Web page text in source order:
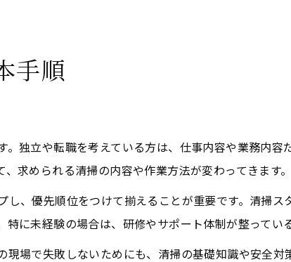
な資格や手続きの流れ
て清掃業を始める際のポイント
と独立開業の違いと選び方
なら押さえたいポイント
方と応募時の注意点
清掃求人を見極めるコツ
手順
独立や転職を考えている方は、仕事内容や業務内容
求められる清掃の内容や作業方法が変わってきます。
、優先順位をつけて揃えることが重要です。清掃ス
に未経験の場合は、研修やサポート体制が整ってい
場で失敗しないためにも、清掃の基礎知識や安全対